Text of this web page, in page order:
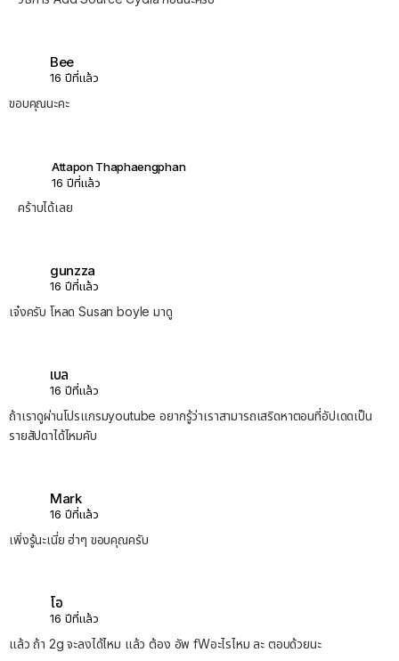
Bee
16 ปีที่แล้ว
ขอบคุณนะคะ
Attapon Thaphaengphan
16 ปีที่แล้ว
คร้าบได้เลย
gunzza
16 ปีที่แล้ว
เจ๋งครับ โหลด Susan boyle มาดู
เบล
16 ปีที่แล้ว
ถ้าเราดูผ่านโปรแกรมyoutube อยากรู้ว่าเราสามารถเสริดหาตอนที่อัปเดดเป็น
รายสัปดาได้ไหมคับ
Mark
16 ปีที่แล้ว
เพิ่งรู้นะเนี่ย ฮ่าๆ ขอบคุณครับ
โอ
16 ปีที่แล้ว
แล้ว ถ้า 2g จะลงได้ไหม แล้ว ต้อง อัพ fWอะไรไหม ละ ตอบด้วยนะ